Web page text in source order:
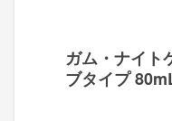
ガム・ナイト
ブタイプ